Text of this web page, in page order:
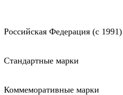
Российская Федерация (c 1991)
Стандартные марки
Коммеморативные марки